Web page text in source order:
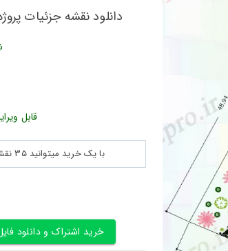
دانلود نقشه جزئیات
قابل
با یک خرید میتوانید 35 نقشه پلان جزییات و ... را بین 180560 نقشه به مدت 30 روز دانلود کنید
خرید اشتراک و دانلود